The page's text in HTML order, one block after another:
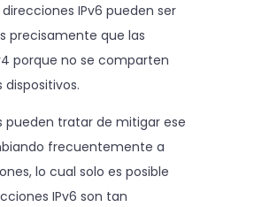
IPv6 pueden ser
precisamente que las
porque no se comparten
pueden tratar de mitigar ese
frecuentemente a
lo cual solo es posible
IPv6 son tan